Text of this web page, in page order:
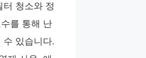
터 청소와 정
를 통해 난
수 있습니다.